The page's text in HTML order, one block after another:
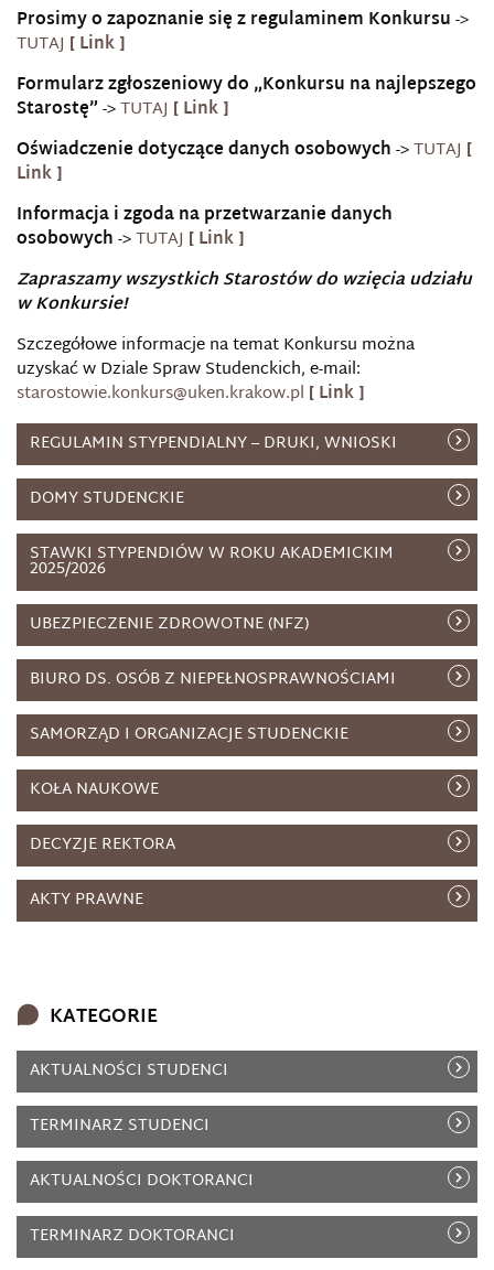
Prosimy o zapoznanie się z regulaminem Konkursu->
TUTAJ
Formularz zgłoszeniowy do „Konkursu na najlepszego
Starostę”->TUTAJ
Oświadczenie dotyczące danych osobowych->TUTAJ
Informacja i zgoda na przetwarzanie danych
osobowych->TUTAJ
Zapraszamy wszystkich Starostów do wzięcia udziału
w Konkursie!
Szczegółowe informacje na temat Konkursu można
uzyskać w Dziale Spraw Studenckich, e-mail:
starostowie.konkurs@uken.krakow.pl
REGULAMIN STYPENDIALNY – DRUKI, WNIOSKI
DOMY STUDENCKIE
STAWKI STYPENDIÓW W ROKU AKADEMICKIM
2025/2026
UBEZPIECZENIE ZDROWOTNE (NFZ)
BIURO DS. OSÓB Z NIEPEŁNOSPRAWNOŚCIAMI
SAMORZĄD I ORGANIZACJE STUDENCKIE
KOŁA NAUKOWE
DECYZJE REKTORA
AKTY PRAWNE
KATEGORIE
AKTUALNOŚCI STUDENCI
TERMINARZ STUDENCI
AKTUALNOŚCI DOKTORANCI
TERMINARZ DOKTORANCI